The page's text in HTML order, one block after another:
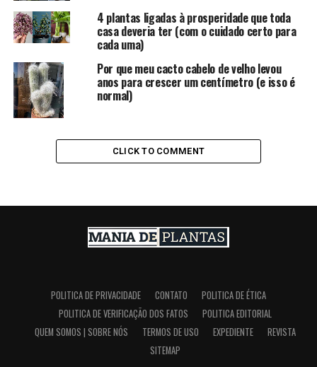
4 plantas ligadas à prosperidade que toda
casa deveria ter (com o cuidado certo para
cada uma)
Por que meu cacto cabelo de velho levou
anos para crescer um centímetro (e isso é
normal)
CLICK TO COMMENT
POLITICA DE PRIVACIDADE CONTATO
POLITICA DE ÉTICA
POLITICA DE VERIFICAÇÃO DOS FATOS
POLITICA EDITORIAL
QUEM SOMOS | SOBRE NÓS
TERMOS DE USO EXPEDIENTE
REVISTA
SITEMAP